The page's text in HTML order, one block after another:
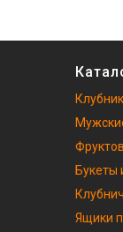
Букеты
Ящики